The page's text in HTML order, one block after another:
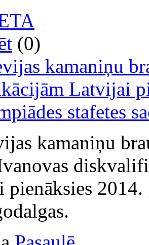
(0)
kamaniņu
pienāksies